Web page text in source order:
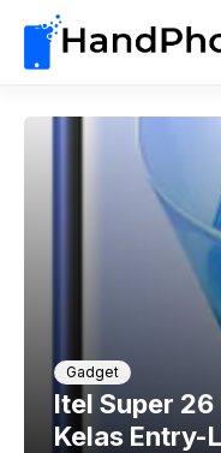
Langsung
Gadget
Itel Super
Kelas Entry-